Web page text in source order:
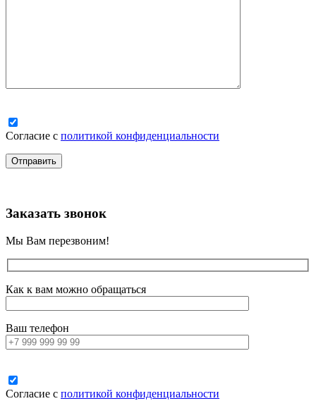
Согласие с политикой конфиденциальности
Заказать звонок
Мы Вам перезвоним!
Как к вам можно обращаться
Ваш телефон
Согласие с политикой конфиденциальности